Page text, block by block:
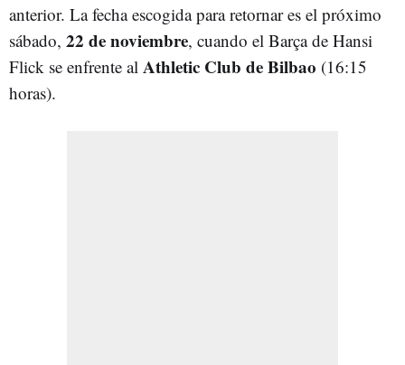
anterior. La fecha escogida para retornar es el próximo
sábado, 22 de noviembre, cuando el Barça de Hansi
Flick se enfrente al Athletic Club de Bilbao (16:15
horas).